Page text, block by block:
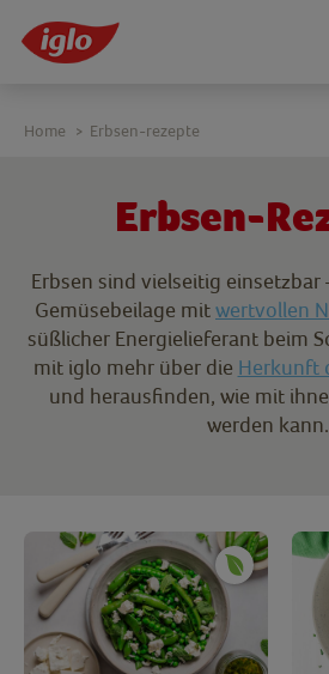
Erbsen-
Erbsen sind vielseitig einsetzbar
Gemüsebeilage mitwertvollen
süßlicher Energielieferant beim
mit iglo mehr über die Herkunft
und herausfinden, wie mit
werden kann.
Home > Erbsen-rezepte